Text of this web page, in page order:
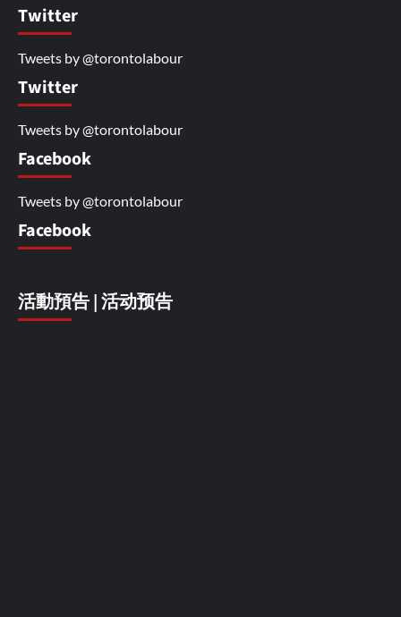
Twitter
Tweets by @torontolabour
Twitter
Tweets by @torontolabour
Facebook
Tweets by @torontolabour
Facebook
活動預告 | 活动预告